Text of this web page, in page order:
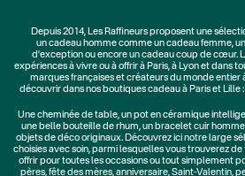
Depuis 2014, Les Raffineurs proposent une
uncadeau hommecomme un cadeau femme, un
d'exceptionou encore un cadeau coup de cœur.
expériences à vivreou à offrir à Paris, à Lyon et dans
marquesfrançaises et créateurs du monde entier
découvrir dans nos boutiques cadeau à Paris et Lille :
Unecheminée de table, unpot en céramique
une belle bouteille de rhum, un bracelet cuir homme
objets de déco originaux. Découvrez ici notre large
choisies avec soin, parmi lesquelles vous trouverez
offrir pour toutes les occasions ou tout simplement
pères,fête des mères,anniversaire,Saint-Valentin,